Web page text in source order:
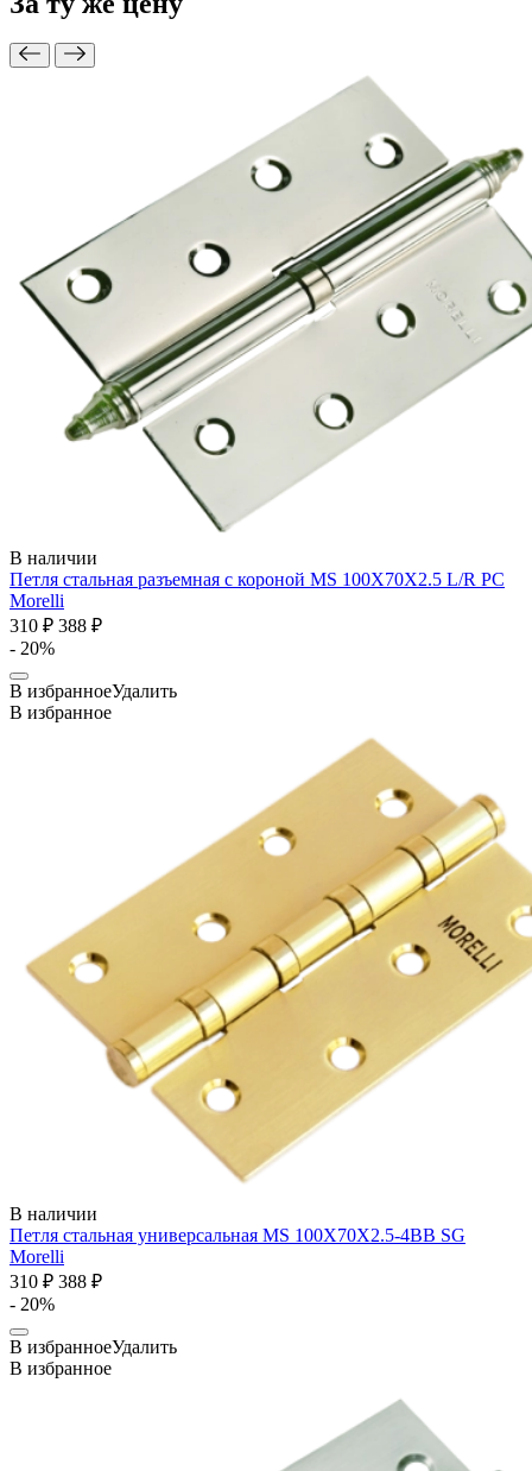
В наличии
Петля стальная разъемная с короной MS 100X70X2.5 L/R PC
Morelli
310 ₽ 388 ₽
- 20%
В избранноеУдалить
В избранное
В наличии
Петля стальная универсальная MS 100X70X2.5-4BB SG
Morelli
310 ₽ 388 ₽
- 20%
В избранноеУдалить
В избранное